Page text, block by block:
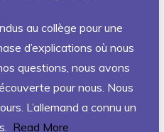
au collège pour une
d’explications où nous
questions, nous avons
pour nous. Nous
L’allemand a connu un
Read More